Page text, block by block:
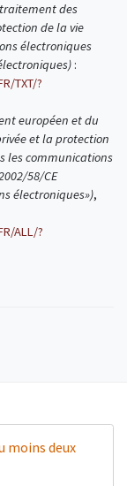
des
de la vie
électroniques
:
TXT/?
européen et du
et la protection
les communications
58/CE
électroniques»),
ALL/?
moins deux